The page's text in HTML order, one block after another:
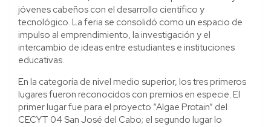
jóvenes cabeños con el desarrollo científico y
tecnológico. La feria se consolidó como un espacio de
impulso al emprendimiento, la investigación y el
intercambio de ideas entre estudiantes e instituciones
educativas.
En la categoría de nivel medio superior, los tres primeros
lugares fueron reconocidos con premios en especie. El
primer lugar fue para el proyecto “Algae Protain” del
CECYT 04 San José del Cabo; el segundo lugar lo